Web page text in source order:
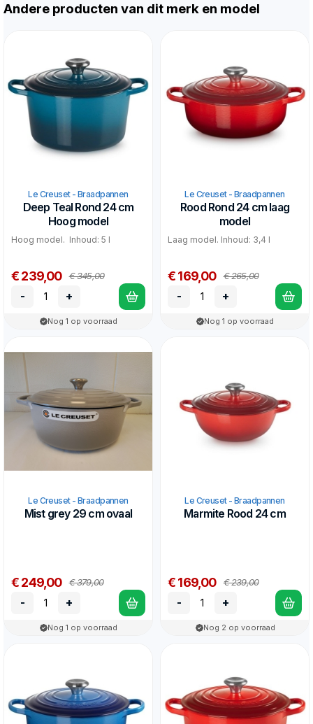
Andere producten van dit merk en model
Le Creuset - Braadpannen
Deep Teal Rond 24 cm
Hoog model
Hoog model. Inhoud: 5 l
€ 239,00 € 345,00
- +
Nog 1 op voorraad
Le Creuset - Braadpannen
Rood Rond 24 cm laag
model
Laag model. Inhoud: 3,4 l
€ 169,00 € 265,00
- +
Nog 1 op voorraad
Le Creuset - Braadpannen
Mist grey 29 cm ovaal
€ 249,00 € 379,00
- +
Nog 1 op voorraad
Le Creuset - Braadpannen
Marmite Rood 24 cm
€ 169,00 € 239,00
- +
Nog 2 op voorraad